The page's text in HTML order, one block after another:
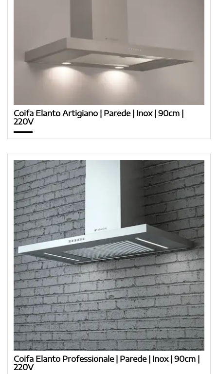
Coifa Elanto Artigiano | Parede | Inox | 90cm |
220V
Coifa Elanto Professionale | Parede | Inox | 90cm |
220V